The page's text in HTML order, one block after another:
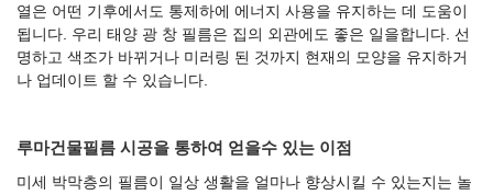
열은 어떤 기후에서도 통제하에 에너지 사용을 유지하는 데 도움이
됩니다. 우리 태양 광 창 필름은 집의 외관에도 좋은 일을합니다. 선
명하고 색조가 바뀌거나 미러링 된 것까지 현재의 모양을 유지하거
나 업데이트 할 수 있습니다.
루마건물필름 시공을 통하여 얻을수 있는 이점
미세 박막층의 필름이 일상 생활을 얼마나 향상시킬 수 있는지는 놀